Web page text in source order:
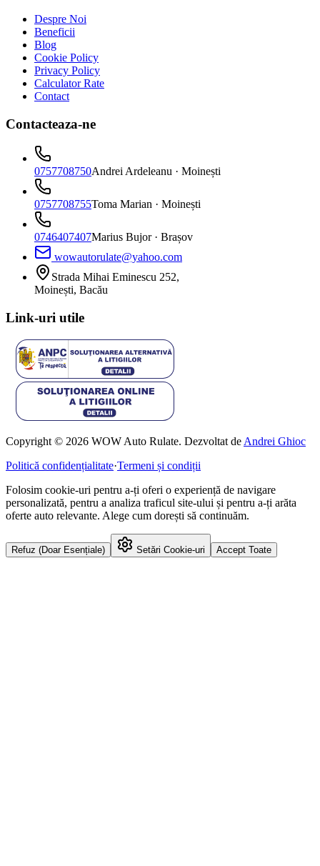
Despre Noi
Beneficii
Blog
Cookie Policy
Privacy Policy
Calculator Rate
Contact
Contacteaza-ne
0757708750Andrei Ardeleanu · Moinești
0757708755Toma Marian · Moinești
0746407407Marius Bujor · Brașov
wowautorulate@yahoo.com
Strada Mihai Eminescu 252,
Moinești, Bacău
Link-uri utile
Copyright © 2026 WOW Auto Rulate. Dezvoltat de Andrei Ghioc
Politică confidențialitate·Termeni și condiții
Folosim cookie-uri pentru a-ți oferi o experiență de navigare
personalizată, pentru a analiza traficul site-ului și pentru a-ți arăta
oferte auto relevante. Alege cum dorești să continuăm.
Refuz (Doar Esențiale) Setări Cookie-uri Accept Toate